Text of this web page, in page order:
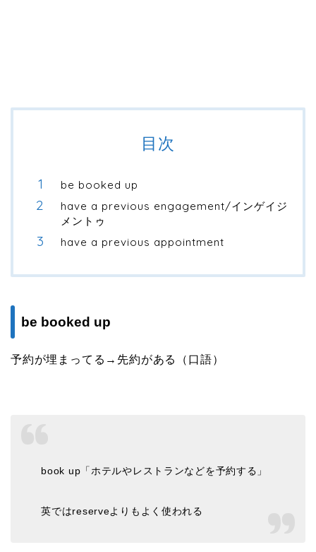
目次
be booked up
have a previous engagement/インゲイジ
メントゥ
have a previous appointment
be booked up
予約が埋まってる→先約がある（口語）
book up「ホテルやレストランなどを予約する」
英ではreserveよりもよく使われる